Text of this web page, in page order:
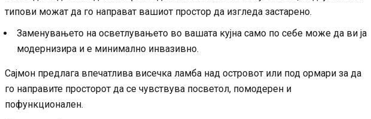
типови можат да го направат вашиот простор да изгледа застарено.
Заменувањето на осветлувањето во вашата кујна само по себе може да ви ја
модернизира и е минимално инвазивно.
Сајмон предлага впечатлива висечка ламба над островот или под ормари за да
го направите просторот да се чувствува посветол, помодерен и
пофункционален.